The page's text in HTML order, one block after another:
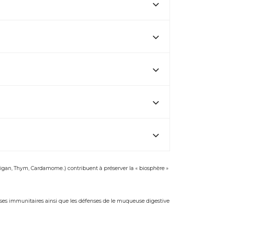
Thym, Cardamome..) contribuent à préserver la « biosphère »
immunitaires ainsi que les défenses de le muqueuse digestive